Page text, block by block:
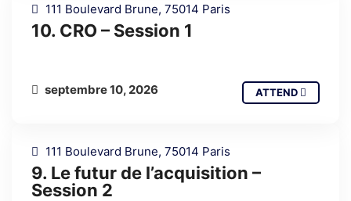
111 Boulevard Brune, 75014 Paris
10. CRO – Session 1
septembre 10, 2026 ATTEND
111 Boulevard Brune, 75014 Paris
9. Le futur de l’acquisition –
Session 2